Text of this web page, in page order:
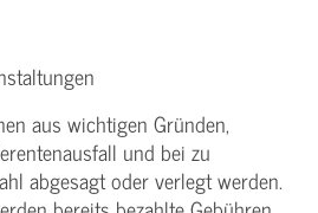
aus wichtigen Gründen,
und bei zu
abgesagt oder verlegt werden.